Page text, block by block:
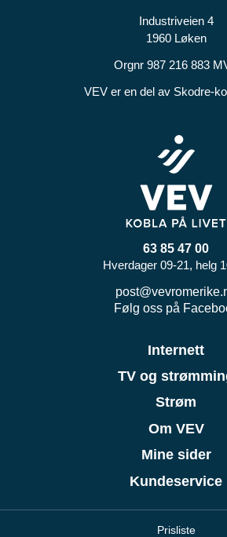
Industriveien 4
1960 Løken
Orgnr 987 216 883
VEV er en del av Skodre-
63 85 47 00
Hverdager 09-21, helg
Følg oss på
Internett
TV og
Strøm
Om VEV
Mine sider
Kundeservice
Prisliste